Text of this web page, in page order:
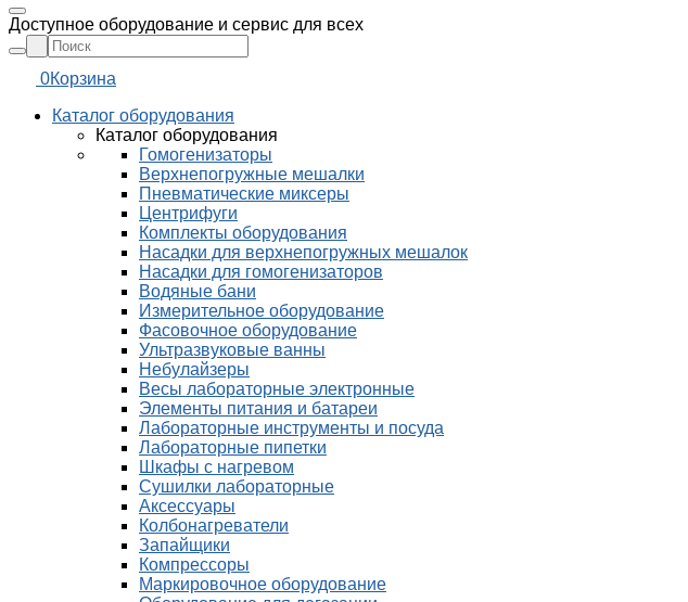
Доступное оборудование и сервис для всех
0Корзина
Каталог оборудования
Каталог оборудования
Гомогенизаторы
Верхнепогружные мешалки
Пневматические миксеры
Центрифуги
Комплекты оборудования
Насадки для верхнепогружных мешалок
Насадки для гомогенизаторов
Водяные бани
Измерительное оборудование
Фасовочное оборудование
Ультразвуковые ванны
Небулайзеры
Весы лабораторные электронные
Элементы питания и батареи
Лабораторные инструменты и посуда
Лабораторные пипетки
Шкафы с нагревом
Сушилки лабораторные
Аксессуары
Колбонагреватели
Запайщики
Компрессоры
Маркировочное оборудование